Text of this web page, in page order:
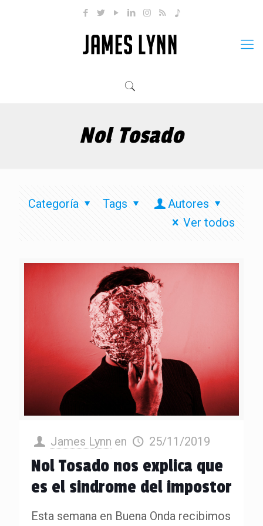
Nol Tosado
Categoría Tags
Autores
Ver todos
James Lynn en 25/11/2019
Nol Tosado nos explica que
es el sindrome del impostor
Esta semana en Buena Onda recibimos